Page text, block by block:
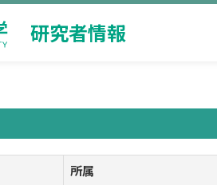
研究者情報
所属